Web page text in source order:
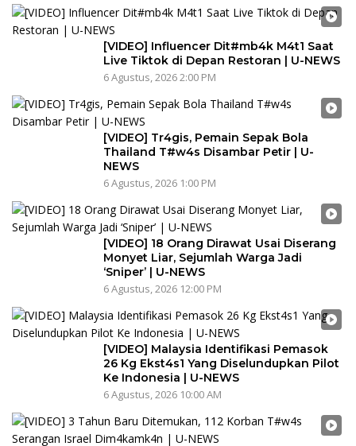
[VIDEO] Influencer Dit#mb4k M4t1 Saat
Live Tiktok di Depan Restoran | U-NEWS
6 Agustus, 2026 2:00 PM
[VIDEO] Tr4gis, Pemain Sepak Bola
Thailand T#w4s Disambar Petir | U-
NEWS
6 Agustus, 2026 1:00 PM
[VIDEO] 18 Orang Dirawat Usai Diserang
Monyet Liar, Sejumlah Warga Jadi
‘Sniper’ | U-NEWS
6 Agustus, 2026 12:00 PM
[VIDEO] Malaysia Identifikasi Pemasok
26 Kg Ekst4s1 Yang Diselundupkan Pilot
Ke Indonesia | U-NEWS
6 Agustus, 2026 10:00 AM